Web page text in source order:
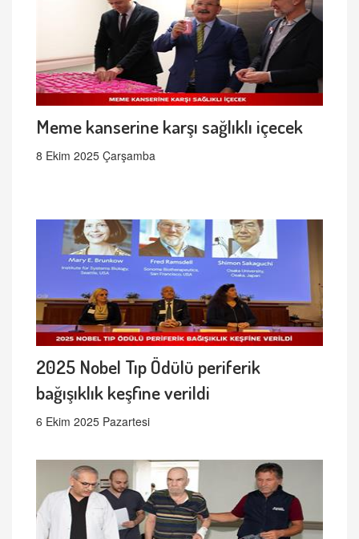
Meme kanserine karşı sağlıklı içecek
8 Ekim 2025 Çarşamba
2025 Nobel Tıp Ödülü periferik
bağışıklık keşfine verildi
6 Ekim 2025 Pazartesi